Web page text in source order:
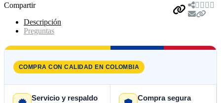
Compartir
Descripción
Preguntas
COMPRA CON CALIDAD EN COLOMBIA
Servicio y respaldo Compra segura